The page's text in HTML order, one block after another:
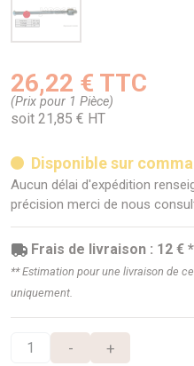
26,22 € TTC
(Prix pour 1 Pièce)
soit 21,85 € HT
Disponible sur
Aucun délai d'expédition
précision merci de nous
Frais de livraison : 12 €
** Estimation pour une livraison de
uniquement.
- +